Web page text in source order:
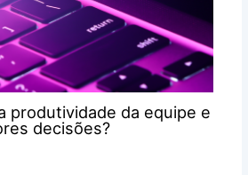
produtividade da equipe e
decisões?